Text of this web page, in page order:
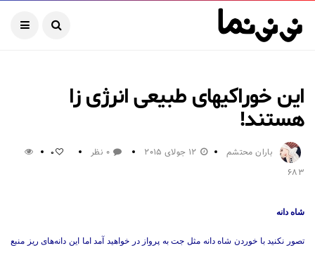
این خوراکیهای طبیعی انرژی زا
هستند!
باران محتشم 12 جولای 2015 0 نظر 0
683
شاه دانه
تصور نکنید با خوردن شاه دانه مثل جت به پرواز در خواهید آمد اما این دانه‌های ریز منبع